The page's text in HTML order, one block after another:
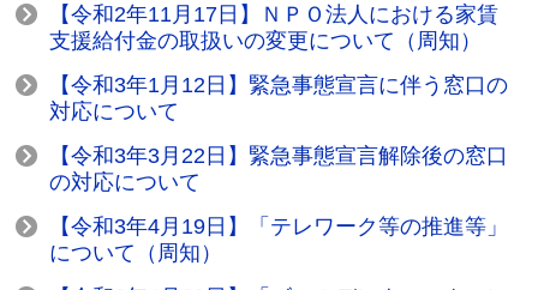
【令和2年11月17日】ＮＰＯ法人における家賃
支援給付金の取扱いの変更について（周知）
【令和3年1月12日】緊急事態宣言に伴う窓口の
対応について
【令和3年3月22日】緊急事態宣言解除後の窓口
の対応について
【令和3年4月19日】「テレワーク等の推進等」
について（周知）